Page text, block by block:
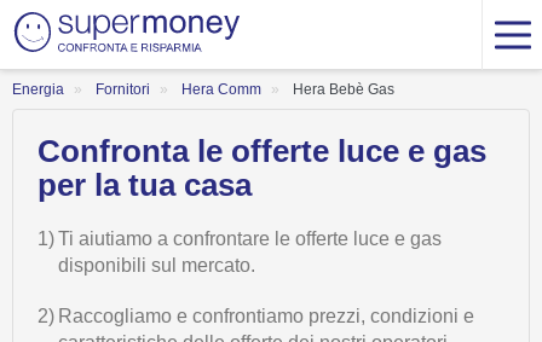
Energia Fornitori Hera Comm Hera Bebè Gas
Confronta le offerte luce e gas
per la tua casa
1)Ti aiutiamo a confrontare le offerte luce e gas
disponibili sul mercato.
2) Raccogliamo e confrontiamo prezzi, condizioni e